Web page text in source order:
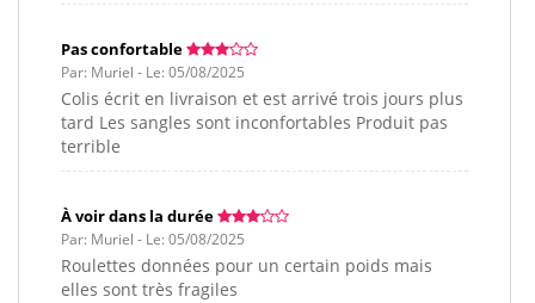
Pas confortable
Par: Muriel - Le: 05/08/2025
Colis écrit en livraison et est arrivé trois jours plus
tard Les sangles sont inconfortables Produit pas
terrible
À voir dans la durée
Par: Muriel - Le: 05/08/2025
Roulettes données pour un certain poids mais
elles sont très fragiles